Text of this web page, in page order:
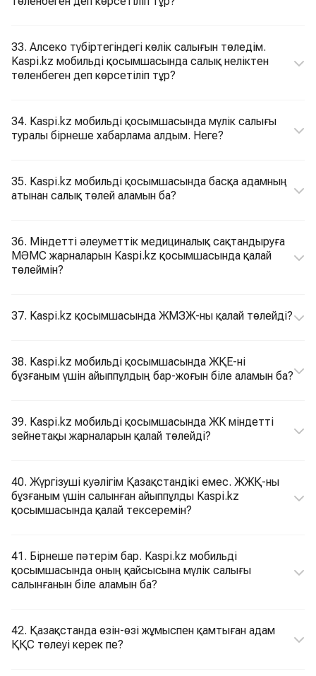
33. Алсеко түбіртегіндегі көлік салығын төледім.
Kaspi.kz мобильді қосымшасында салық неліктен
төленбеген деп көрсетіліп тұр?
34. Kaspi.kz мобильді қосымшасында мүлік салығы
туралы бірнеше хабарлама алдым. Неге?
35. Kaspi.kz мобильді қосымшасында басқа адамның
атынан салық төлей аламын ба?
36. Міндетті әлеуметтік медициналық сақтандыруға
МӘМС жарналарын Kaspi.kz қосымшасында қалай
төлеймін?
37. Kaspi.kz қосымшасында ЖМЗЖ-ны қалай төлейді?
38. Kaspi.kz мобильді қосымшасында ЖҚЕ-ні
бұзғаным үшін айыппұлдың бар-жоғын біле аламын ба?
39. Kaspi.kz мобильді қосымшасында ЖК міндетті
зейнетақы жарналарын қалай төлейді?
40. Жүргізуші куәлігім Қазақстандікі емес. ЖЖҚ-ны
бұзғаным үшін салынған айыппұлды Kaspi.kz
қосымшасында қалай тексеремін?
41. Бірнеше пәтерім бар. Kaspi.kz мобильді
қосымшасында оның қайсысына мүлік салығы
салынғанын біле аламын ба?
42. Қазақстанда өзін-өзі жұмыспен қамтыған адам
ҚҚС төлеуі керек пе?